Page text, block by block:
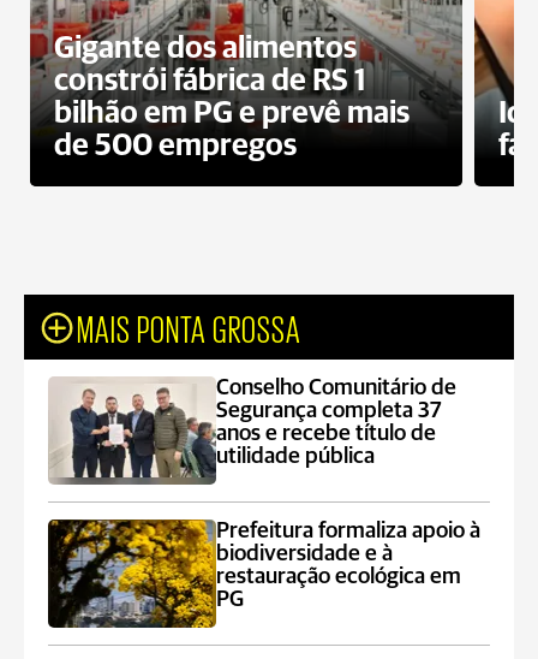
Gigante dos alimentos
constrói fábrica de RS 1
bilhão em PG e prevê mais
de 500 empregos
MAIS PONTA GROSSA
Conselho Comunitário de
Segurança completa 37
anos e recebe título de
utilidade pública
Prefeitura formaliza apoio à
biodiversidade e à
restauração ecológica em
PG